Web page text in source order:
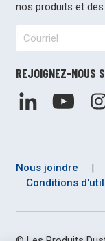
nos produits et
REJOIGNEZ-NOUS
Nous joindre |
Conditions